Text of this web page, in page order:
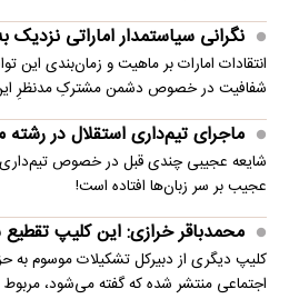
نگرانی سیاستمدار اماراتی نزدیک
انتقادات امارات بر ماهیت و زمان‌بندی این
شفافیت در خصوص دشمن مشترکِ مدنظرِ
ماجرای تیم‌داری استقلال در رشته
شایعه عجیبی چندی قبل در خصوص تیم‌داری
عجیب بر سر زبان‌ها افتاده است!
محمدباقر خرازی: این کلیپ
کلیپ دیگری از دبیرکل تشکیلات موسوم به
اجتماعی منتشر شده که گفته می‌شود،